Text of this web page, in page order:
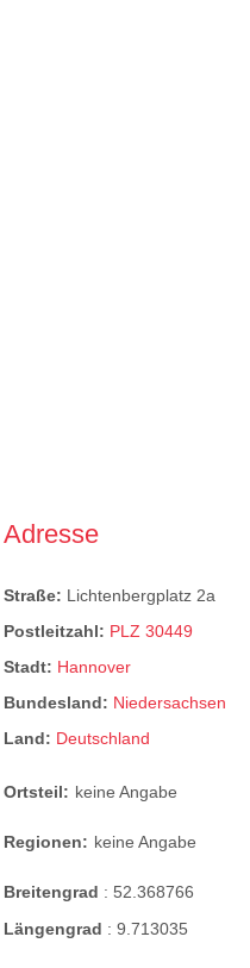
Adresse
Straße: Lichtenbergplatz 2a
Postleitzahl: PLZ 30449
Stadt: Hannover
Bundesland: Niedersachsen
Land: Deutschland
Ortsteil: keine Angabe
Regionen: keine Angabe
Breitengrad :52.368766
Längengrad :9.713035